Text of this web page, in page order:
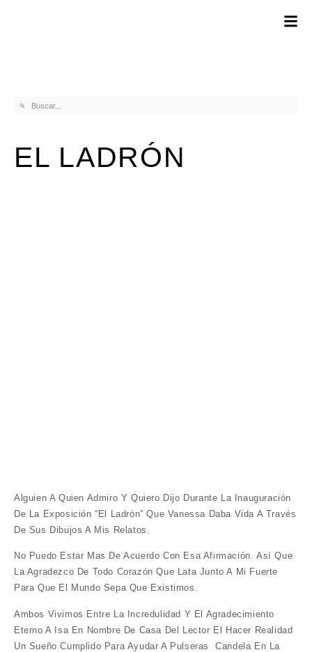
EL LADRÓN
Alguien A Quien Admiro Y Quiero Dijo Durante La Inauguración
De La Exposición “El Ladrón” Que Vanessa Daba Vida A Través
De Sus Dibujos A Mis Relatos.
No Puedo Estar Mas De Acuerdo Con Esa Afirmación. Así Que
La Agradezco De Todo Corazón Que Lata Junto A Mi Fuerte
Para Que El Mundo Sepa Que Existimos.
Ambos Vivimos Entre La Incredulidad Y El Agradecimiento
Eterno A Isa En Nombre De Casa Del Lector El Hacer Realidad
Un Sueño Cumplido Para Ayudar A Pulseras Candela En La